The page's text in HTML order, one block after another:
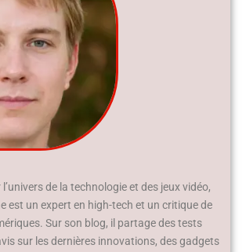
de la technologie et des jeux vidéo,
est un expert en high-tech et un critique de
Sur son blog, il partage des tests
sur les dernières innovations, des gadgets